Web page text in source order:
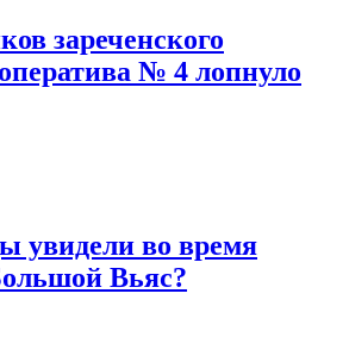
зареченского
№ 4 лопнуло
увидели во время
Вьяс?